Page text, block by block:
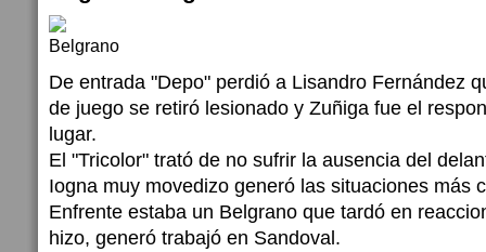
De entrada "Depo" perdió a Lisandro Fernández
de juego se retiró lesionado y Zuñiga fue el
lugar.
El "Tricolor" trató de no sufrir la ausencia del
Iogna muy movedizo generó las situaciones más
Enfrente estaba un Belgrano que tardó en
hizo, generó trabajó en Sandoval.